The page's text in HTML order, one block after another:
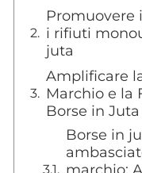
Promuovere
i rifiuti
juta
Amplificare
Marchio e la
Borse in
Borse in